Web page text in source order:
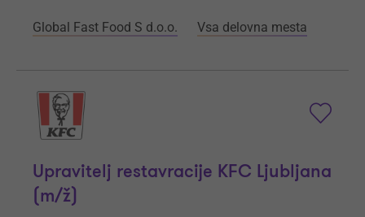
Global Fast Food S d.o.o. Vsa delovna mesta
Upravitelj restavracije KFC Ljubljana
(m/ž)